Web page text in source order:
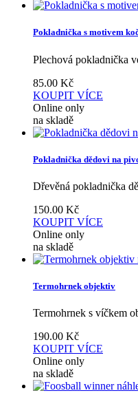
Pokladnička s motivem
Plechová pokladnička
85.00 Kč
KOUPIT VÍCE
Online only
na skladě
Pokladnička dědovi na
Dřevěná pokladnička
150.00 Kč
KOUPIT VÍCE
Online only
na skladě
Termohrnek objektiv
Termohrnek s víčkem
190.00 Kč
KOUPIT VÍCE
Online only
na skladě